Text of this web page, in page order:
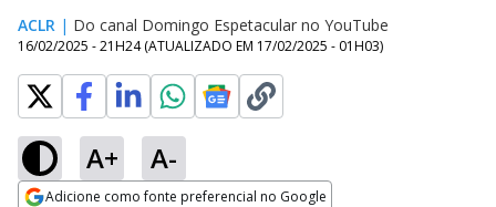
ACLR | Do canal Domingo Espetacular no YouTube
16/02/2025 - 21H24 (ATUALIZADO EM 17/02/2025 - 01H03)
A+ A-
Adicione como fonte preferencial no Google